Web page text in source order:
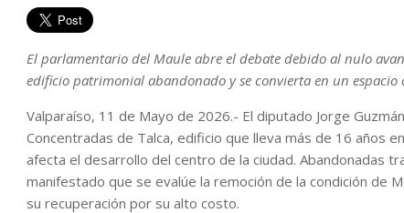
El parlamentario del Maule abre el debate debido al nulo
edificio patrimonial abandonado y se convierta en un
Valparaíso, 11 de Mayo de 2026.- El diputado Jorge
Concentradas de Talca, edificio que lleva más de 16 años
afecta el desarrollo del centro de la ciudad. Abandonadas
manifestado que se evalúe la remoción de la condición de
su recuperación por su alto costo.